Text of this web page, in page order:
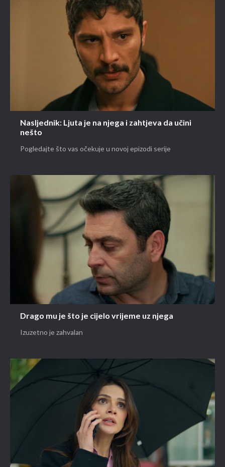
Nasljednik: Ljuta je na njega i zahtjeva da učini
nešto
Pogledajte što vas očekuje u novoj epizodi serije
Drago mu je što je cijelo vrijeme uz njega
Izuzetno je zahvalan